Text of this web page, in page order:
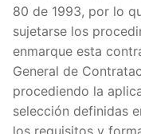
80 de 1993, por lo
sujetarse los
enmarque esta
General de
procediendo la
selección definidas
los requisitos y